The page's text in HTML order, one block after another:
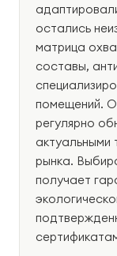
остались
матрица
составы,
помещений.
регулярно
актуальными
рынка.
получает